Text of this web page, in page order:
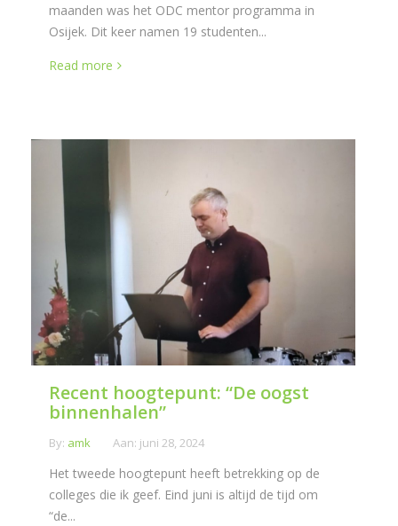
maanden was het ODC mentor programma in
Osijek. Dit keer namen 19 studenten...
Read more
Recent hoogtepunt: “De oogst
binnenhalen”
By: amk Aan: juni 28, 2024
Het tweede hoogtepunt heeft betrekking op de
colleges die ik geef. Eind juni is altijd de tijd om
“de...